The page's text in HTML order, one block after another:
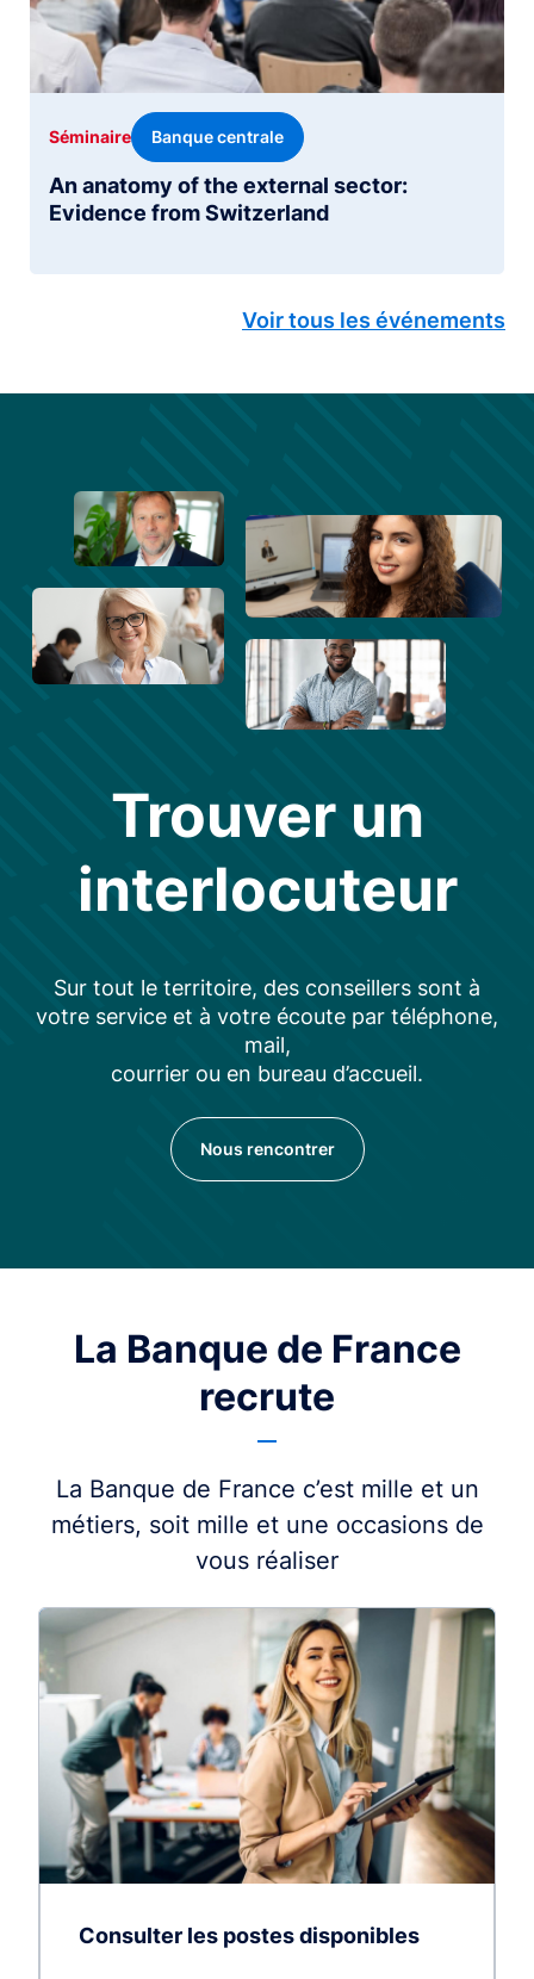
An anatomy of the external sector:
Evidence from Switzerland
Séminaire Banque centrale
Voir tous les événements
Trouver un
interlocuteur
Sur tout le territoire, des conseillers sont à
votre service et à votre écoute par téléphone,
mail,
courrier ou en bureau d’accueil.
Nous rencontrer
La Banque de France
recrute
La Banque de France c’est mille et un
métiers, soit mille et une occasions de
vous réaliser
Consulter les postes disponibles